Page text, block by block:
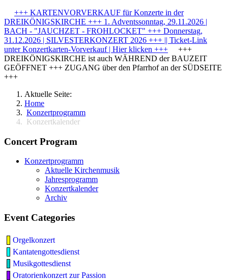
+++ KARTENVORVERKAUF für Konzerte in der
DREIKÖNIGSKIRCHE +++ 1. Adventssonntag, 29.11.2026 |
BACH - "JAUCHZET - FROHLOCKET" +++ Donnerstag,
31.12.2026 | SILVESTERKONZERT 2026 +++ || Ticket-Link
unter Konzertkarten-Vorverkauf | Hier klicken +++ +++
DREIKÖNIGSKIRCHE ist auch WÄHREND der BAUZEIT
GEÖFFNET +++ ZUGANG über den Pfarrhof an der SÜDSEITE
+++
Aktuelle Seite:
Home
Konzertprogramm
Konzertkalender
Concert Program
Konzertprogramm
Aktuelle Kirchenmusik
Jahresprogramm
Konzertkalender
Archiv
Event Categories
Orgelkonzert
Kantatengottesdienst
Musikgottesdienst
Oratorienkonzert zur Passion